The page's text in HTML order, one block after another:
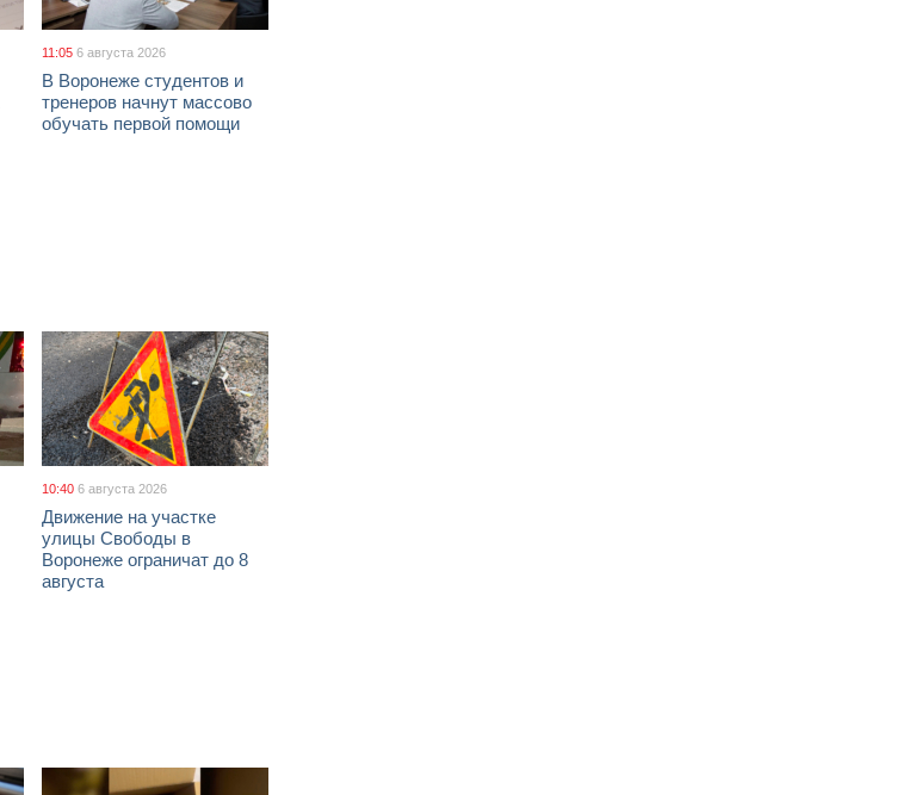
11:05 6 августа 2026
В Воронеже студентов и
тренеров начнут массово
обучать первой помощи
10:40 6 августа 2026
Движение на участке
улицы Свободы в
Воронеже ограничат до 8
августа